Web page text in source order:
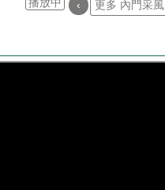
播放中 ‹ 更多 內門采風